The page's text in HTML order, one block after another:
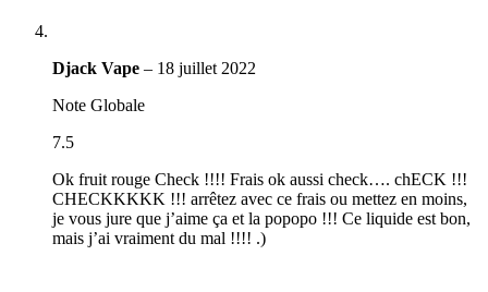
Djack Vape – 18 juillet 2022
Note Globale
7.5
Ok fruit rouge Check !!!! Frais ok aussi check…. chECK !!!
CHECKKKKK !!! arrêtez avec ce frais ou mettez en moins,
je vous jure que j’aime ça et la popopo !!! Ce liquide est bon,
mais j’ai vraiment du mal !!!! .)